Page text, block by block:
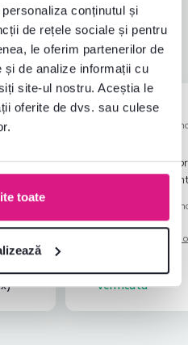
conținutul și
de rețele sociale și pentru
le oferim partenerilor de
și de analize informații cu
site-ul nostru. Aceștia le
oferite de dvs. sau culese
toate
așteptările
4,8
5,0
preț
4,7
5stele
oaltă
ajutor
Katarína I.
16.10.2024,
Confortabil, frumos,
dormitul ocazional
Recenzie pentru același
versiune.
Afișare
Achiziție
verificată